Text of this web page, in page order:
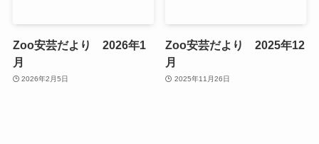
Zoo安芸だより 2026年1
月
2026年2月5日
Zoo安芸だより 2025年12
月
2025年11月26日